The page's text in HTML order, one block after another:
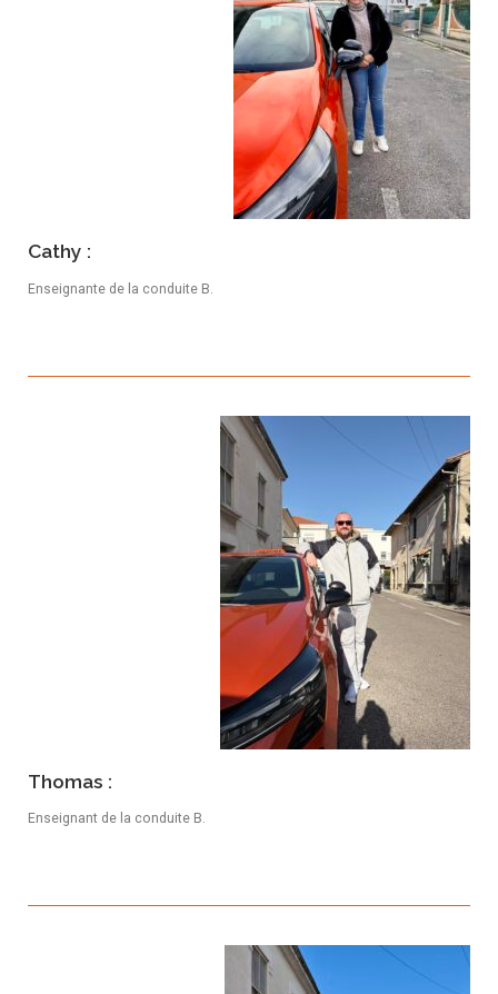
Cathy :
Enseignante de la conduite B.
Thomas :
Enseignant de la conduite B.